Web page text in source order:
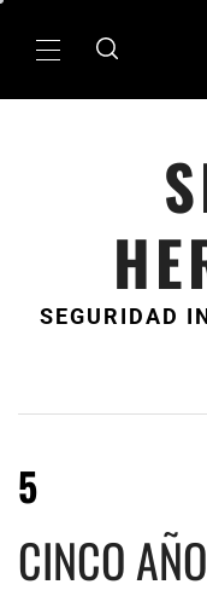
MenÃº
SEGURIDAD
5
CINCO